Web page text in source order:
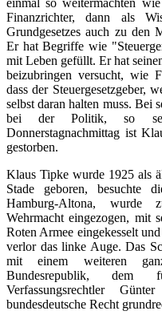
Finanzrichter, dann als
Grundgesetzes auch zu den
Er hat Begriffe wie
mit Leben gefüllt. Er hat
beizubringen versucht, wie
dass der Steuergesetzgeber,
selbst daran halten muss. Bei
bei der Politik, so
Donnerstagnachmittag ist
gestorben.
Klaus Tipke wurde 1925 als
Stade geboren, besuchte
Hamburg-Altona, wurde
Wehrmacht eingezogen, mit
Roten Armee eingekesselt
verlor das linke Auge. Das
mit einem weiteren
Bundesrepublik, dem
Verfassungsrechtler
bundesdeutsche Recht